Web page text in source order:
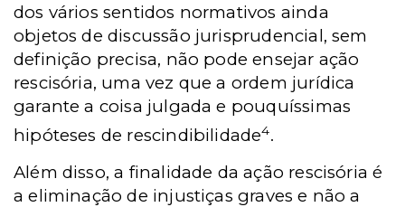
dos vários sentidos normativos ainda
objetos de discussão jurisprudencial, sem
definição precisa, não pode ensejar ação
rescisória, uma vez que a ordem jurídica
garante a coisa julgada e pouquíssimas
hipóteses de rescindibilidade4.
Além disso, a finalidade da ação rescisória é
a eliminação de injustiças graves e não a